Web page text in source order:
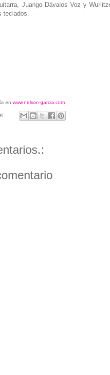
Juango Dávalos Voz y
teclados.
en www.nelson-garcia.com